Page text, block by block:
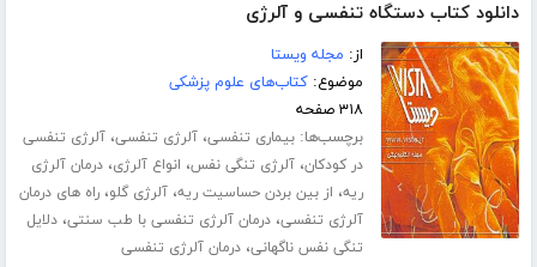
دانلود کتاب دستگاه تنفسی و آلرژی
از: مجله ویستا
موضوع:کتاب‌های علوم پزشکی
۳۱۸ صفحه
برچسب‌ها:بیماری تنفسی،آلرژی تنفسی،آلرژی تنفسی
در کودکان،آلرژی تنگی نفس، انواع آلرژی،درمان آلرژی
ریه، از بین بردن حساسیت ریه،آلرژی گلو،راه های درمان
آلرژی تنفسی،درمان آلرژی تنفسی با طب سنتی،دلایل
تنگی نفس ناگهانی،درمان آلرژی تنفسی